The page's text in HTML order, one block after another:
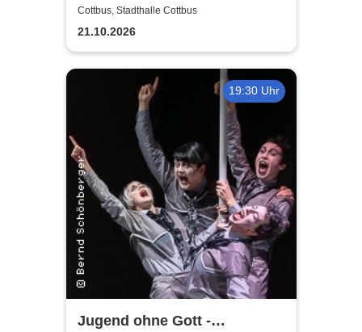
Live 2026
Cottbus, Stadthalle Cottbus
21.10.2026
19:30 Uhr
Jugend ohne Gott -